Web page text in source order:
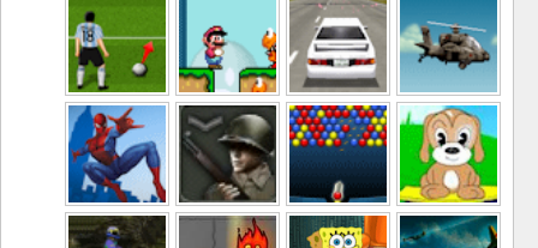
משחקי מסוקים משחקי מכוניות משחקי סופר מריו משחקי כדורגל
משחקי לילדים משחקי באבלס משחקי מלחמה משחקי גיבורים